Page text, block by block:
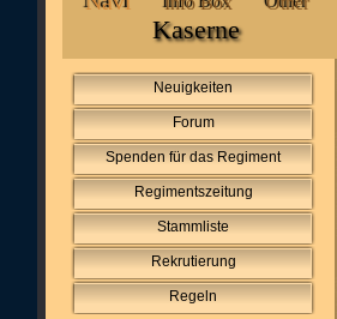
Kaserne
Neuigkeiten
Forum
Spenden für das Regiment
Regimentszeitung
Stammliste
Rekrutierung
Regeln